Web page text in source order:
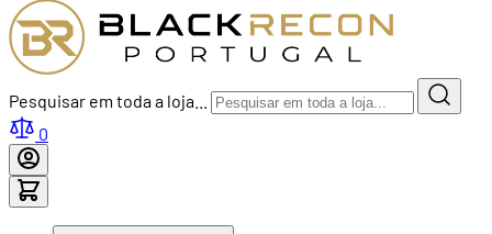
Pesquisar em toda a loja...
0